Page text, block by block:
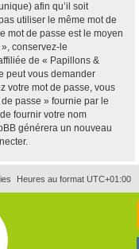
afin qu’il soit
utiliser le même mot de
mot de passe est le moyen
conservez-le
de « Papillons &
peut vous demander
votre mot de passe, vous
passe » fournie par le
fournir votre nom
générera un nouveau
Heures au format UTC+01:00